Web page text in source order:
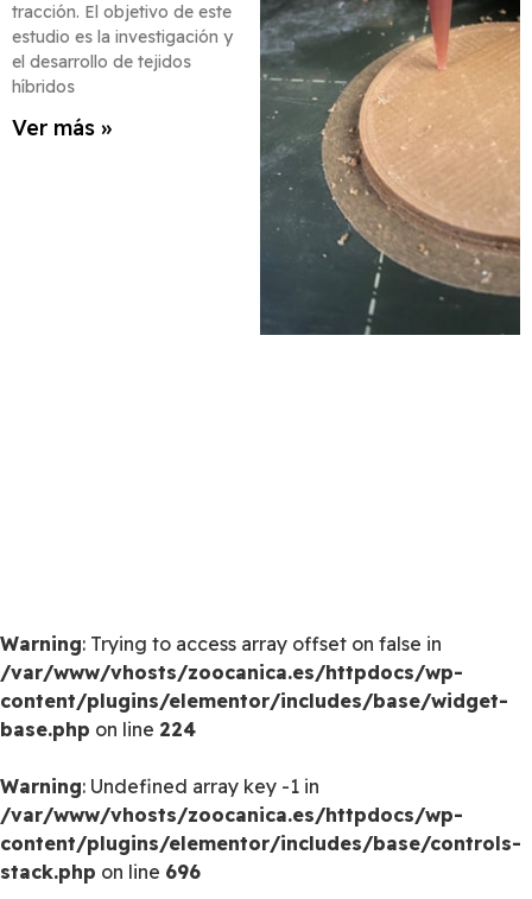
tracción. El objetivo de este
estudio es la investigación y
el desarrollo de tejidos
híbridos
Ver más »
Warning: Trying to access array offset on false in
/var/www/vhosts/zoocanica.es/httpdocs/wp-
content/plugins/elementor/includes/base/widget-
base.php on line 224
Warning: Undefined array key -1 in
/var/www/vhosts/zoocanica.es/httpdocs/wp-
content/plugins/elementor/includes/base/controls-
stack.php on line 696